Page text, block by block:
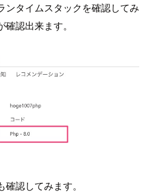
ンタイムスタックを確認してみ
認出来ます。
認してみます。